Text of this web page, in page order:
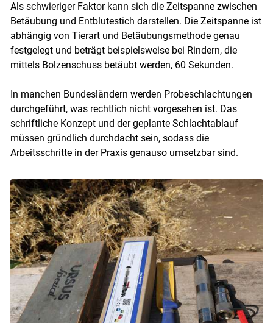
Als schwieriger Faktor kann sich die Zeitspanne zwischen
Betäubung und Entblutestich darstellen. Die Zeitspanne ist
abhängig von Tierart und Betäubungsmethode genau
festgelegt und beträgt beispielsweise bei Rindern, die
mittels Bolzenschuss betäubt werden, 60 Sekunden.
In manchen Bundesländern werden Probeschlachtungen
durchgeführt, was rechtlich nicht vorgesehen ist. Das
schriftliche Konzept und der geplante Schlachtablauf
müssen gründlich durchdacht sein, sodass die
Arbeitsschritte in der Praxis genauso umsetzbar sind.